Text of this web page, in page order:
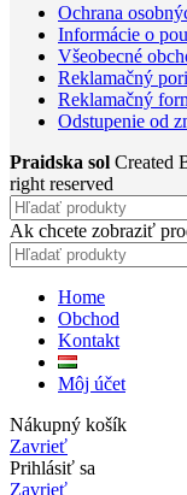
Ochrana
Informácie o
Všeobecné
Reklamačný
Reklamačný
Odstupenie od
Praidska sol Created
right reserved
Ak chcete zobraziť
Home
Obchod
Kontakt
Môj účet
Nákupný košík
Zavrieť
Prihlásiť sa
Zavrieť